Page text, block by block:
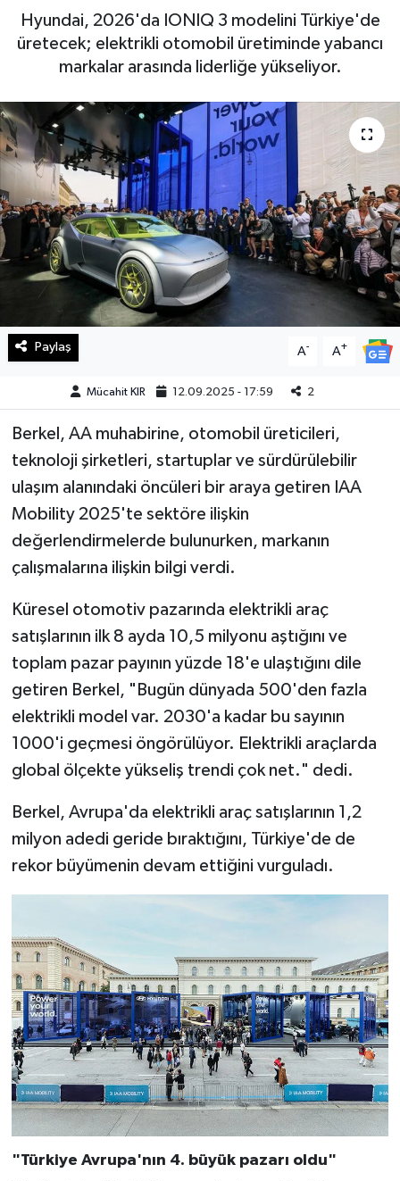
Hyundai, 2026'da IONIQ 3 modelini Türkiye'de
üretecek; elektrikli otomobil üretiminde yabancı
markalar arasında liderliğe yükseliyor.
Paylaş A- A+
Mücahit KIR 12.09.2025 - 17:59 2
Berkel, AA muhabirine, otomobil üreticileri,
teknoloji şirketleri, startuplar ve sürdürülebilir
ulaşım alanındaki öncüleri bir araya getiren IAA
Mobility 2025'te sektöre ilişkin
değerlendirmelerde bulunurken, markanın
çalışmalarına ilişkin bilgi verdi.
Küresel otomotiv pazarında elektrikli araç
satışlarının ilk 8 ayda 10,5 milyonu aştığını ve
toplam pazar payının yüzde 18'e ulaştığını dile
getiren Berkel, "Bugün dünyada 500'den fazla
elektrikli model var. 2030'a kadar bu sayının
1000'i geçmesi öngörülüyor. Elektrikli araçlarda
global ölçekte yükseliş trendi çok net." dedi.
Berkel, Avrupa'da elektrikli araç satışlarının 1,2
milyon adedi geride bıraktığını, Türkiye'de de
rekor büyümenin devam ettiğini vurguladı.
"Türkiye Avrupa'nın 4. büyük pazarı oldu"
Haberde İnsan
Kültür Sanat
Magazin
Manşet Altı
Manşetler
Resmi İlan
Sağlık
Spor
SürManşet
Teknoloji
Yaşam
KAHRAMANMARAŞ